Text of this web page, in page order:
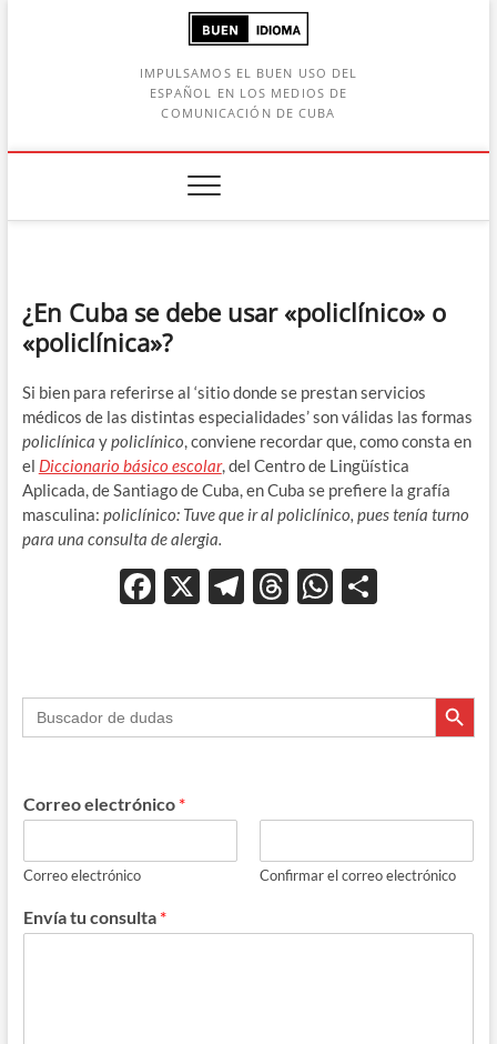
IMPULSAMOS EL BUEN USO DEL
ESPAÑOL EN LOS MEDIOS DE
COMUNICACIÓN DE CUBA
¿En Cuba se debe usar «policlínico» o
«policlínica»?
Si bien para referirse al ‘sitio donde se prestan servicios
médicos de las distintas especialidades’ son válidas las formas
policlínica ypoliclínico, conviene recordar que, como consta en
el Diccionario básico escolar, del Centro de Lingüística
Aplicada, de Santiago de Cuba, en Cuba se prefiere la grafía
masculina: policlínico: Tuve que ir al policlínico, pues tenía turno
para una consulta de alergia.
F
b
o
k
X T
gr
a
T
a
ds
W
s
A
p
ar
Buscar: Botón de
Correo electrónico *
Correo electrónico Confirmar el correo electrónico
Envía tu consulta *